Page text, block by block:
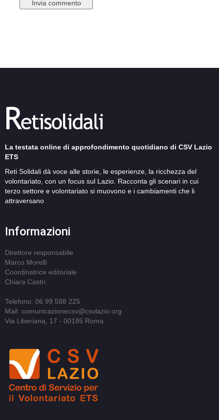
La testata online di approfondimento quotidiano di CSV Lazio
ETS
Reti Solidali dà voce alle storie, le esperienze, la ricchezza del
volontariato, con un focus sul Lazio. Racconta gli scenari in cui
terzo settore e volontariato si muovono e i cambiamenti che li
attraversano
Informazioni
Direttore responsabile
Marco Morelli
Coordinatrice editoriale
Chiara Castri
Telefono: 06 99 588 225
Mail: comunicazionecsv@csvlazio.org
Via Liberiana, 17 - 00185 Roma